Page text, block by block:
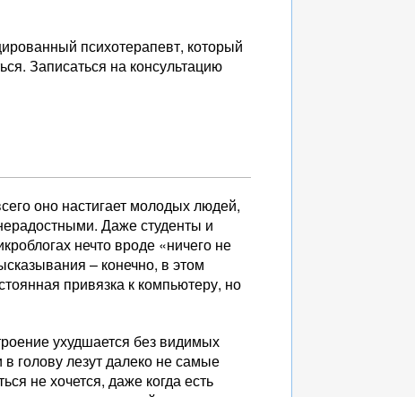
психотерапевт, который
Записаться на консультацию
оно настигает молодых людей,
Даже студенты и
нечто вроде «ничего не
– конечно, в этом
привязка к компьютеру, но
ухудшается без видимых
голову лезут далеко не самые
не хочется, даже когда есть